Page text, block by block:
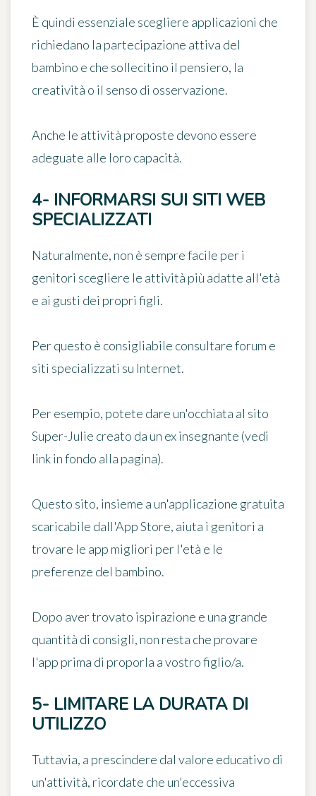
È quindi essenziale scegliere applicazioni che
richiedano la partecipazione attiva del
bambino e che sollecitino il pensiero, la
creatività o il senso di osservazione.
Anche le attività proposte devono essere
adeguate alle loro capacità.
4- INFORMARSI SUI SITI WEB
SPECIALIZZATI
Naturalmente, non è sempre facile per i
genitori scegliere le attività più adatte all'età
e ai gusti dei propri figli.
Per questo è consigliabile consultare forum e
siti specializzati su Internet.
Per esempio, potete dare un'occhiata al sito
Super-Julie creato da un ex insegnante (vedi
link in fondo alla pagina).
Questo sito, insieme a un'applicazione gratuita
scaricabile dall'AppStore, aiuta i genitori a
trovare le app migliori per l'età e le
preferenze del bambino.
Dopo aver trovato ispirazione e una grande
quantità di consigli, non resta che provare
l'app prima di proporla a vostro figlio/a.
5- LIMITARE LA DURATA DI
UTILIZZO
Tuttavia, a prescindere dal valore educativo di
un'attività, ricordate che un'eccessiva